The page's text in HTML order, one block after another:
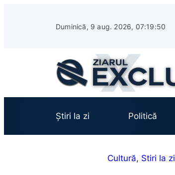
Duminică, 9 aug. 2026, 07:19:51
Știri la zi Politică
Cultură, Stiri la zi